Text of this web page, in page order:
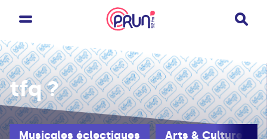
Musicales éclectiques Arts & Culture
tfq ?